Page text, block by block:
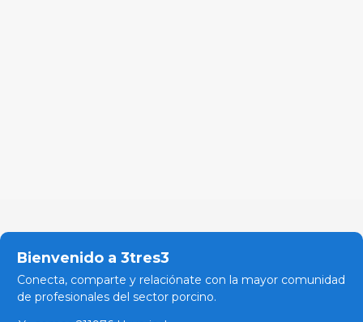
Bienvenido a 3tres3
Conecta, comparte y relaciónate con la mayor comunidad
de profesionales del sector porcino.